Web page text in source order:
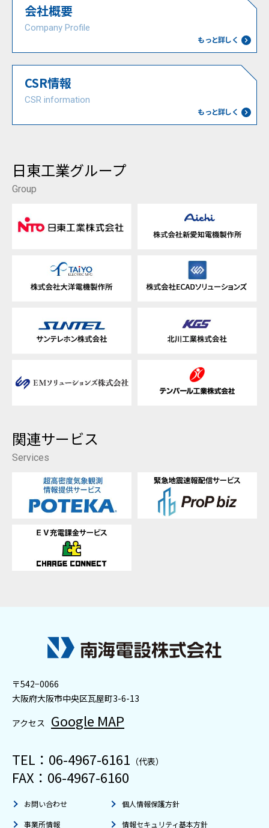
会社概要
Company Profile
もっと詳しく
CSR情報
CSR information
もっと詳しく
日東工業グループ
Group
関連サービス
Services
〒542−0066
⼤阪府大阪市中央区瓦屋町3-6-13
アクセス
Google MAP
TEL： 06-4967-6161 （代表）
FAX：06-4967-6160
お問い合わせ
個人情報保護方針
事業所情報
情報セキュリティ基本方針